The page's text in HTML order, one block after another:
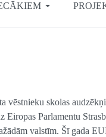
skolas
Eiropas Parlamentu
valstīm. Šī gada